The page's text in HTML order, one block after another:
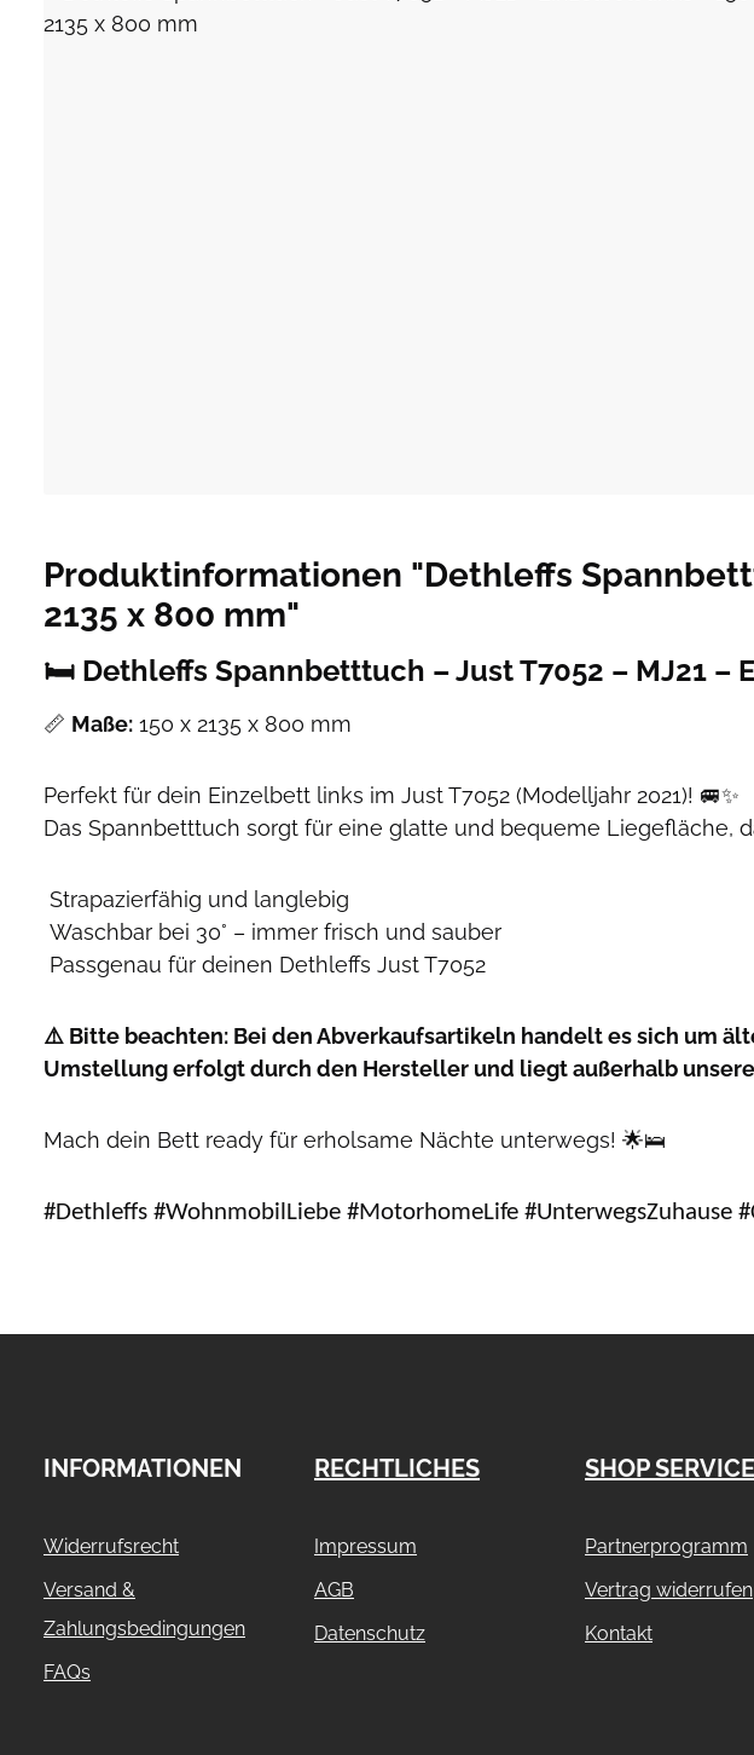
Produktinformationen "Dethleffs
2135 x 800 mm"
🛏️ Dethleffs Spannbetttuch – Just T7052 – MJ21 –
📏 Maße: 150 x 2135 x 800 mm
Perfekt für dein Einzelbett links im Just T7052 (Modelljahr 2021)! 🚐✨
Das Spannbetttuch sorgt für eine glatte und bequeme Liegefläche,
Strapazierfähig und langlebig
Waschbar bei 30° – immer frisch und sauber
Passgenau für deinen Dethleffs Just T7052
⚠️ Bitte beachten: Bei den Abverkaufsartikeln handelt es sich um
Umstellung erfolgt durch den Hersteller und liegt außerhalb
Mach dein Bett ready für erholsame Nächte unterwegs! 🌟🛌
#Dethleffs #WohnmobilLiebe #MotorhomeLife #UnterwegsZuhause
INFORMATIONEN
Widerrufsrecht
Versand &
Zahlungsbedingungen
FAQs
RECHTLICHES
Impressum
AGB
Datenschutz
SHOP SERVICE
Partnerprogramm
Vertrag widerrufen
Kontakt